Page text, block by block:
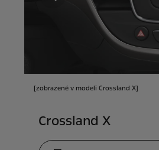
Predchádzajúce
[zobrazené v modeli Crossland X]
Crossland X